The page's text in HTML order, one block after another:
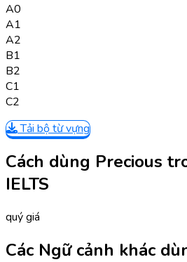
A0
A1
A2
B1
B2
C1
C2
Tải bộ từ vựng
Cách dùng Precious
IELTS
quý giá
Các Ngữ cảnh khác